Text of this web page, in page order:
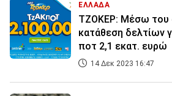
ΕΛΛΑΔΑ
ΤΖΟΚΕΡ: Μέσω του
κατάθεση δελτίων
ποτ 2,1 εκατ. ευρώ
14 Δεκ 2023 16:47